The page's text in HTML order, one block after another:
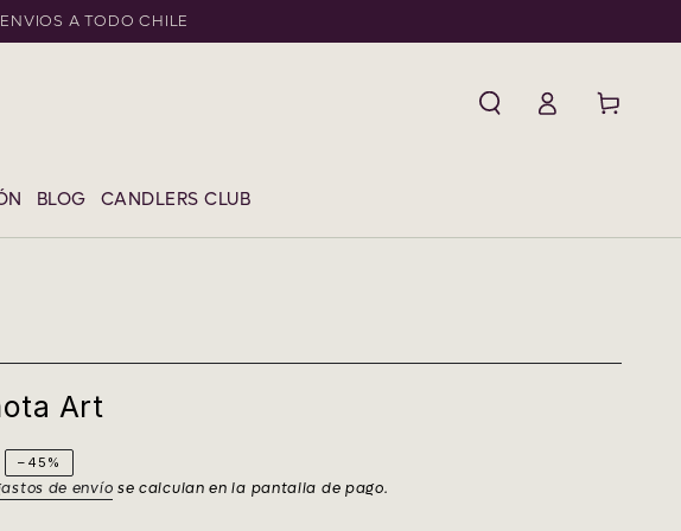
A TODO CHILE
BLOG CANDLERS CLUB
sesión
Carrito
Art
–45%
de envío se calculan en la pantalla de pago.